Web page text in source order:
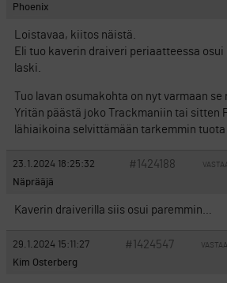
Phoenix
Loistavaa, kiitos näistä.
Eli tuo kaverin draiveri periaatteessa
laski.
Tuo lavan osumakohta on nyt varmaan
Yritän päästä joko Trackmaniin tai sitten
lähiaikoina selvittämään tarkemmin tuota
23.1.2024 18:25:32 #1424188
Näprääjä
Kaverin draiverilla siis osui paremmin…
29.1.2024 15:11:27 #1424547 VASTAA
Kim Osterberg